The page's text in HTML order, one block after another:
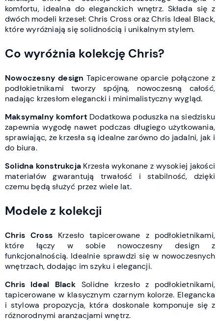
komfortu, idealna do eleganckich wnętrz. Składa się z
dwóch modeli krzeseł: Chris Cross oraz Chris Ideal Black,
które wyróżniają się solidnością i unikalnym stylem.
Co wyróżnia kolekcję Chris?
Nowoczesny design Tapicerowane oparcie połączone z
podłokietnikami tworzy spójną, nowoczesną całość,
nadając krzesłom elegancki i minimalistyczny wygląd.
Maksymalny komfort Dodatkowa poduszka na siedzisku
zapewnia wygodę nawet podczas długiego użytkowania,
sprawiając, że krzesła są idealne zarówno do jadalni, jak i
do biura.
Solidna konstrukcjaKrzesła wykonane z wysokiej jakości
materiałów gwarantują trwałość i stabilność, dzięki
czemu będą służyć przez wiele lat.
Modele z kolekcji
Chris CrossKrzesło tapicerowane z podłokietnikami,
które łączy w sobie nowoczesny design z
funkcjonalnością. Idealnie sprawdzi się w nowoczesnych
wnętrzach, dodając im szyku i elegancji.
Chris Ideal Black Solidne krzesło z podłokietnikami,
tapicerowane w klasycznym czarnym kolorze. Elegancka
i stylowa propozycja, która doskonale komponuje się z
różnorodnymi aranżacjami wnętrz.